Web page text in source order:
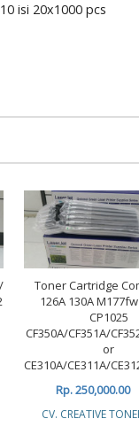
isi 20x1000 pcs
Toner Cartridge
126A 130A
CP1025
CF350A/CF351A/
or
CE310A/CE311A/
Rp. 250,000.00
CV. CREATIVE